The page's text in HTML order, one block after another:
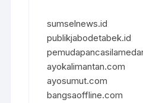
sumselnews.id
publikjabodetabek.id
ayokalimantan.com
ayosumut.com
bangsaoffline.com